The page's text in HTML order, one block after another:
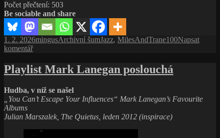
Začínám.
John
Coltrane
(1960)
Počet přečtení: 503
Be sociable and share
Publikováno:
1. 2. 2026Autor:
mingusRubriky:
Archivní šumŠtítky:
Jazz, MilesAndTrane100Napsat
komentářpro
s
názvem
Hledám.
Začínám.
Coltrane
(1960)
Playlist Mark Lanegan poslouchá
Hudba, v níž se našel
„You Can’t Escape Your Influences“ Mark Lanegan’s Favourite
Albums
Julian Marszalek, The Quietus, leden 2012 (inspirace)